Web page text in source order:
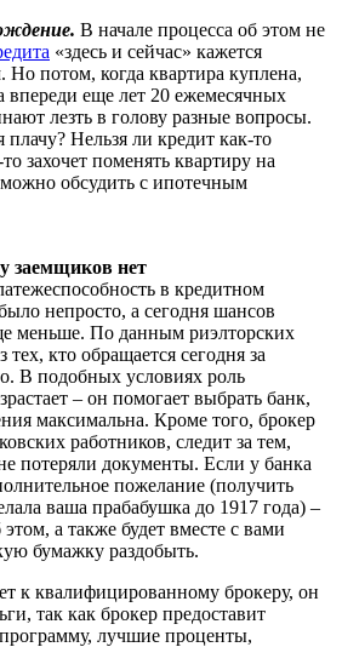
В начале процесса об этом не
«здесь и сейчас» кажется
Но потом, когда квартира куплена,
впереди еще лет 20 ежемесячных
лезть в голову разные вопросы.
Нельзя ли кредит как-то
захочет поменять квартиру на
обсудить с ипотечным
заемщиков нет
в кредитном
непросто, а сегодня шансов
меньше. По данным риэлторских
кто обращается сегодня за
В подобных условиях роль
– он помогает выбрать банк,
максимальна. Кроме того, брокер
работников, следит за тем,
потеряли документы. Если у банка
пожелание (получить
ваша прабабушка до 1917 года) –
а также будет вместе с вами
бумажку раздобыть.
к квалифицированному брокеру, он
так как брокер предоставит
лучшие проценты,